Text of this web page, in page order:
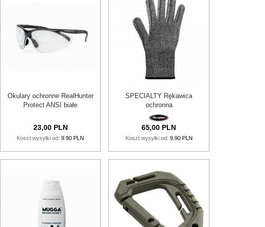
Okulary ochronne RealHunter
Protect ANSI białe
23,00 PLN
Koszt wysyłki od:9.90 PLN
SPECIALTY Rękawica
ochronna
65,00 PLN
Koszt wysyłki od: 9.90 PLN